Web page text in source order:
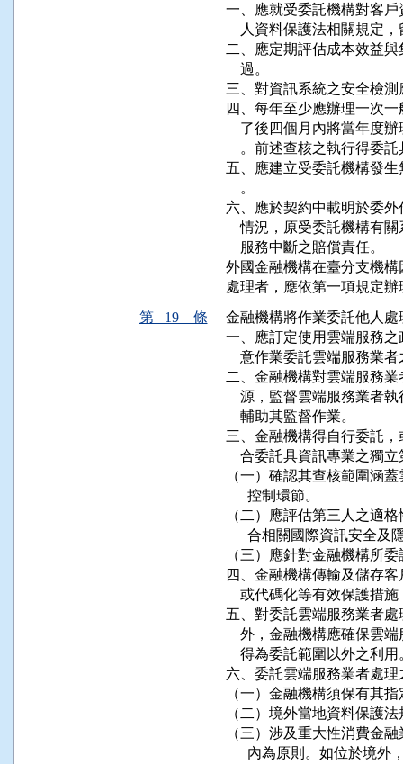
一、應就受委託機構對客
人資料保護法相關規定
二、應定期評估成本效益
    過。
三、對資訊系統之安全檢
四、每年至少應辦理一次
了後四個月內將當年度
。前述查核之執行得委
五、應建立受委託機構發
    。
六、應於契約中載明於委
情況，原受委託機構有
    服務中斷之賠償責任。
外國金融機構在臺分支機
處理者，應依第一項規定辦
第 19 條
金融機構將作業委託他人
一、應訂定使用雲端服務
意作業委託雲端服務業
二、金融機構對雲端服務
源，監督雲端服務業者
    輔助其監督作業。
三、金融機構得自行委託
合委託具資訊專業之獨
（一）確認其查核範圍涵
      控制環節。
（二）應評估第三人之適
合相關國際資訊安全
（三）應針對金融機構所
四、金融機構傳輸及儲存
或代碼化等有效保護措
五、對委託雲端服務業者
外，金融機構應確保雲
得為委託範圍以外之利用
六、委託雲端服務業者處
（一）金融機構須保有其
（二）境外當地資料保護
（三）涉及重大性消費金
內為原則。如位於境